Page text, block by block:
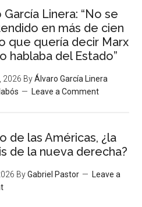
Linera: “No se
en más de cien
que quería decir Marx
hablaba del Estado”
2026 ByÁlvaro García Linera
Leave a Comment
de las Américas, ¿la
de la nueva derecha?
ByGabriel Pastor
Leave a